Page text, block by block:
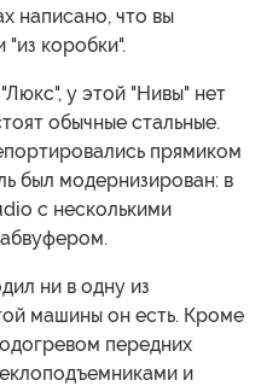
написано, что вы
"из коробки".
у этой "Нивы" нет
обычные стальные.
прямиком
был модернизирован: в
с несколькими
ни в одну из
машины он есть. Кроме
передних
и